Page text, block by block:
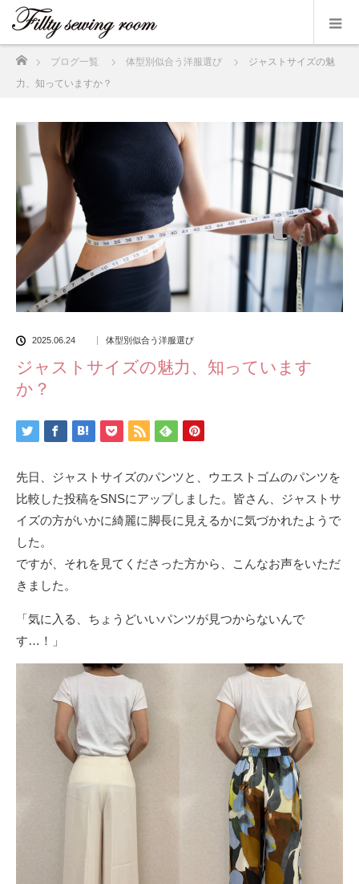
ブログ一覧 体型別似合う洋服選び
ジャストサイズの魅
力、知っていますか？
2025.06.24 体型別似合う洋服選び
ジャストサイズの魅力、知っています
か？
先日、ジャストサイズのパンツと、ウエストゴムのパンツを
比較した投稿をSNSにアップしました。皆さん、ジャストサ
イズの方がいかに綺麗に脚長に見えるかに気づかれたようで
した。
ですが、それを見てくださった方から、こんなお声をいただ
きました。
「気に入る、ちょうどいいパンツが見つからないんで
す…！」